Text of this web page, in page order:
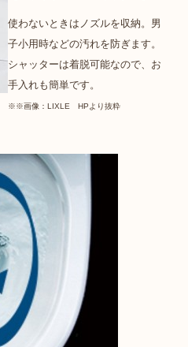
使わないときはノズルを収納。男
子小用時などの汚れを防ぎます。
シャッターは着脱可能なので、お
手入れも簡単です。
※※画像：LIXLE HPより抜粋